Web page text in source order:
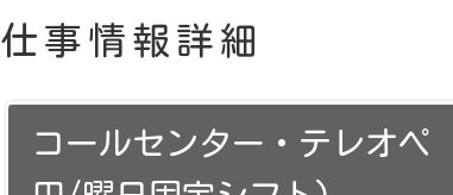
仕事情報詳細
コールセンター・テレオペ